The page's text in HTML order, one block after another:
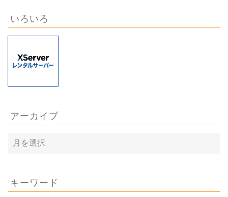
いろいろ
アーカイブ
ア
ー
ブ
キーワード